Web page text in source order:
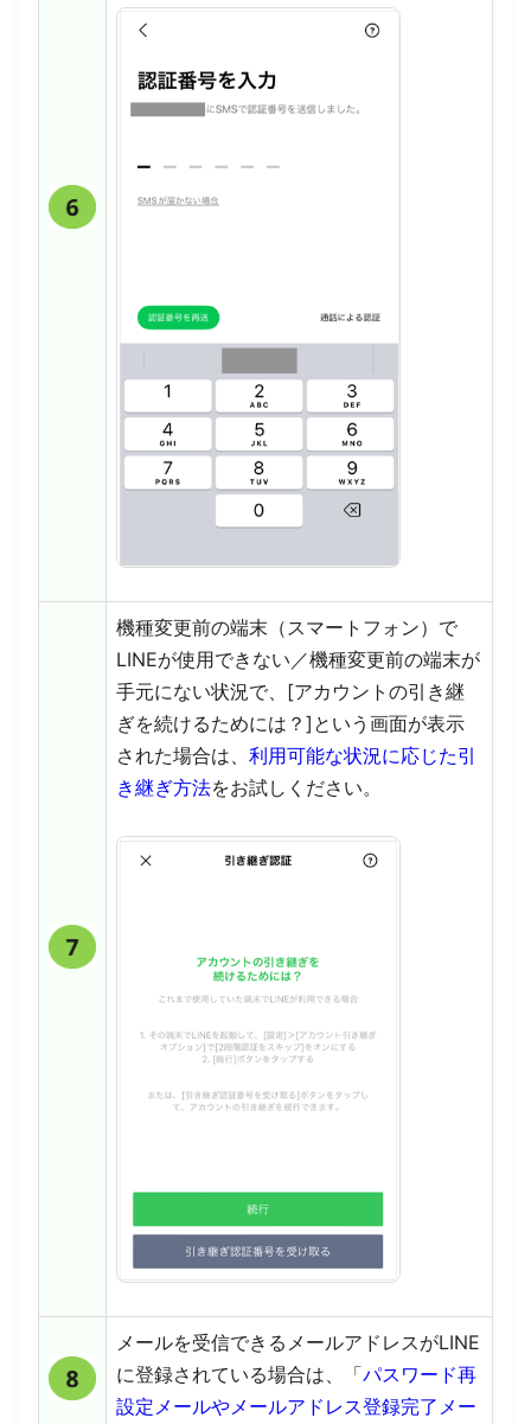
機種変更前の端末（スマートフォン）で
LINEが使用できない／機種変更前の端末が
手元にない状況で、[アカウントの引き継
ぎを続けるためには？]という画面が表示
された場合は、 利用可能な状況に応じた引
き継ぎ方法をお試しください。
メールを受信できるメールアドレスがLINE
に登録されている場合は、「パスワード再
設定メールやメールアドレス登録完了メー